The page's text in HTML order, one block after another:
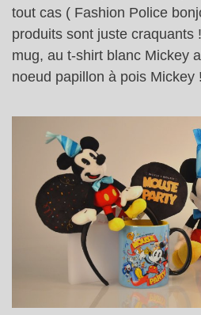
tout cas ( Fashion Police
produits sont juste craquants
mug, au t-shirt blanc Mickey
noeud papillon à pois Mickey !